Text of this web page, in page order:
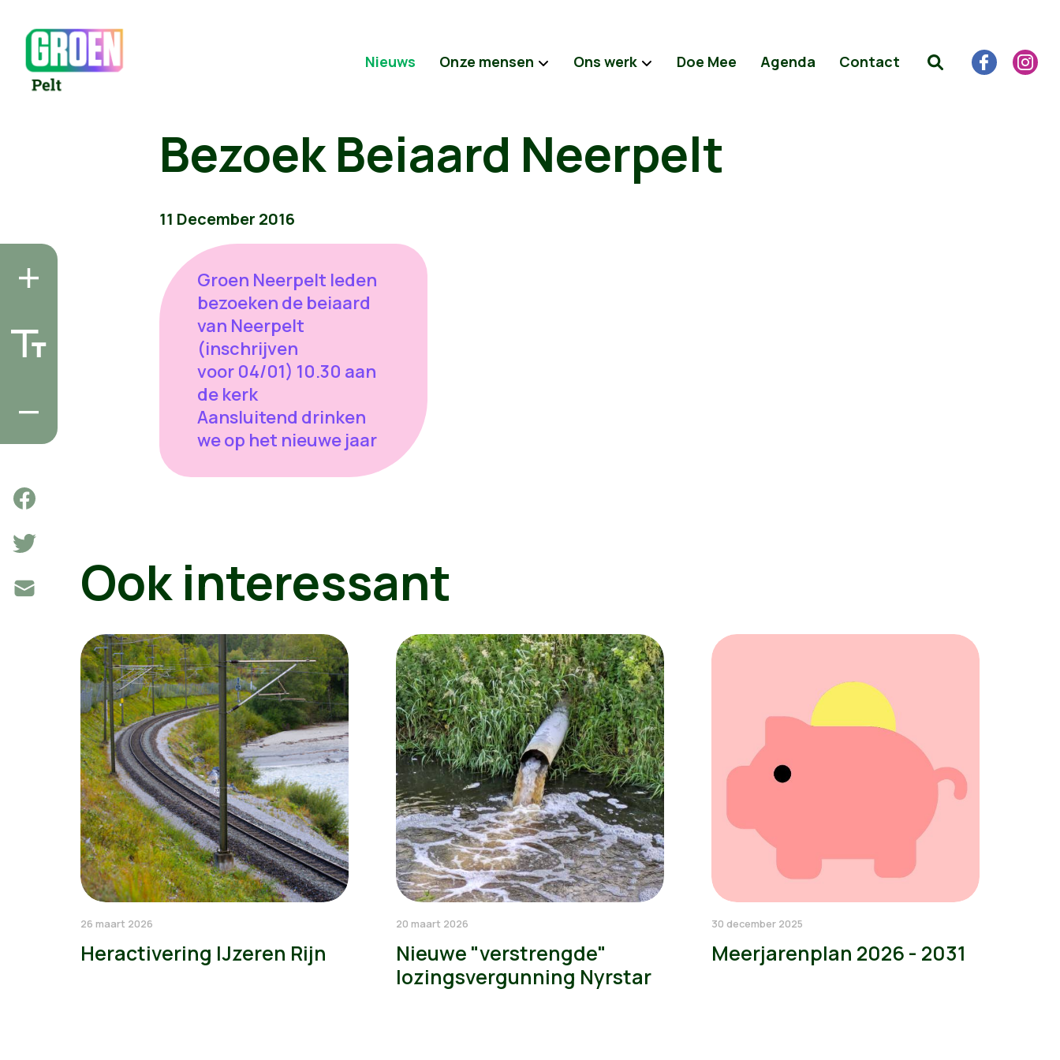
Nieuws Onze mensen Ons werk Doe Mee Agenda Contact
Bezoek Beiaard Neerpelt
11 December 2016
Groen Neerpelt leden
bezoeken de beiaard
van Neerpelt
(inschrijven
voor 04/01) 10.30 aan
de kerk
Aansluitend drinken
we op het nieuwe jaar
Ook interessant
26 maart 2026
Heractivering IJzeren Rijn
20 maart 2026
Nieuwe "verstrengde"
lozingsvergunning Nyrstar
30 december 2025
Meerjarenplan 2026 - 2031